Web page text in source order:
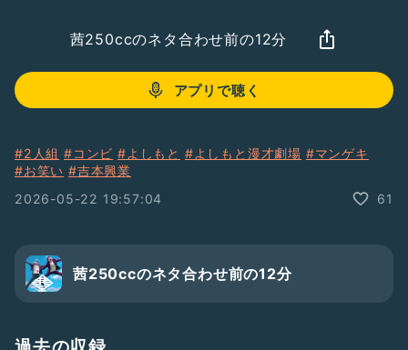
茜250ccのネタ合わせ前の12分
アプリで聴く
#2人組 #コンビ #よしもと #よしもと漫才劇場 #マンゲキ
#お笑い #吉本興業
2026-05-22 19:57:04
61
茜250ccのネタ合わせ前の12分